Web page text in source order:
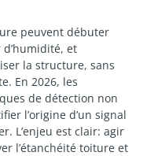
peuvent débuter
et
la structure, sans
En 2026, les
de détection non
l’origine d’un signal
L’enjeu est clair: agir
l’étanchéité toiture et